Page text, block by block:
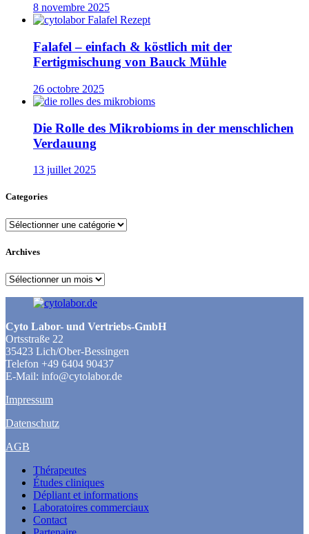
8 novembre 2025
Falafel – einfach & köstlich mit der
Fertigmischung von Bauck Mühle
26 octobre 2025
Die Rolle des Mikrobioms in der menschlichen
Verdauung
13 juillet 2025
Categories
Categories
Archives
Archives
Cyto Labor- und Vertriebs-GmbH
Ortsstraße 22
35423 Lich/Ober-Bessingen
Telefon +49 6404 90437
E-Mail: info@cytolabor.de
Impressum
Datenschutz
AGB
Thérapeutes
Études cliniques
Dépliant et informations
Laboratoires commerciaux
Contact